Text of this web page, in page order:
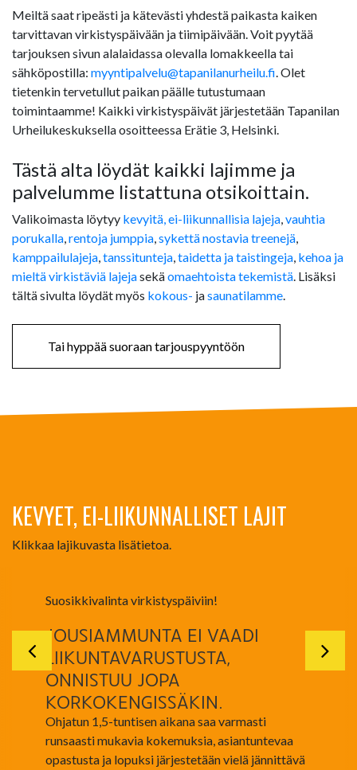
Meiltä saat ripeästi ja kätevästi yhdestä paikasta kaiken
tarvittavan virkistyspäivään ja tiimipäivään. Voit pyytää
tarjouksen sivun alalaidassa olevalla lomakkeella tai
sähköpostilla: myyntipalvelu@tapanilanurheilu.fi. Olet
tietenkin tervetullut paikan päälle tutustumaan
toimintaamme! Kaikki virkistyspäivät järjestetään Tapanilan
Urheilukeskuksella osoitteessa Erätie 3, Helsinki.
Tästä alta löydät kaikki lajimme ja
palvelumme listattuna otsikoittain.
Valikoimasta löytyy kevyitä, ei-liikunnallisia lajeja,vauhtia
porukalla,rentoja jumppia,sykettä nostavia treenejä,
kamppailulajeja,tanssitunteja,taidetta ja taistingeja, kehoa ja
mieltä virkistäviä lajejasekäomaehtoista tekemistä. Lisäksi
tältä sivulta löydät myös kokous- jasaunatilamme.
Tai hyppää suoraan tarjouspyyntöön
KEVYET, EI-LIIKUNNALLISET LAJIT
Klikkaa lajikuvasta lisätietoa.
Suosikkivalinta virkistyspäiviin!
JOUSIAMMUNTA EI VAADI
LIIKUNTAVARUSTUSTA,
ONNISTUU JOPA
KORKOKENGISSÄKIN.
Ohjatun 1,5-tuntisen aikana saa varmasti
runsaasti mukavia kokemuksia, asiantuntevaa
opastusta ja lopuksi järjestetään vielä jännittävä